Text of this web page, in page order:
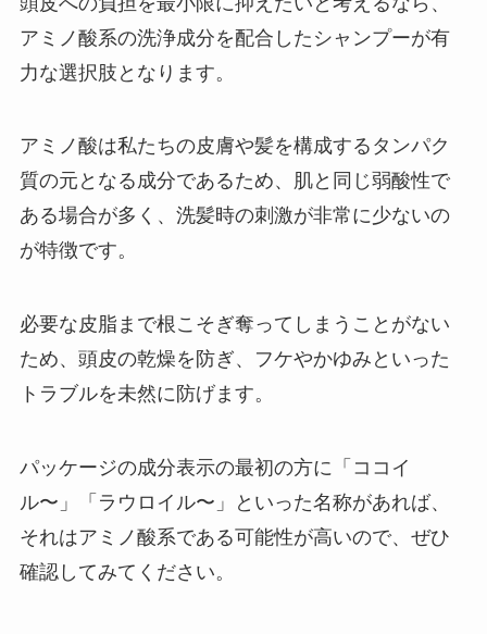
アミノ酸系の洗浄成分を配合したシャンプーが有
力な選択肢となります。
アミノ酸は私たちの皮膚や髪を構成するタンパク
質の元となる成分であるため、肌と同じ弱酸性で
ある場合が多く、洗髪時の刺激が非常に少ないの
が特徴です。
必要な皮脂まで根こそぎ奪ってしまうことがない
ため、頭皮の乾燥を防ぎ、フケやかゆみといった
トラブルを未然に防げます。
パッケージの成分表示の最初の方に「ココイ
ル〜」「ラウロイル〜」といった名称があれば、
それはアミノ酸系である可能性が高いので、ぜひ
確認してみてください。